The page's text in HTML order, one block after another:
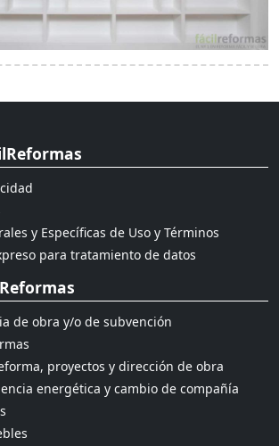
y Específicas de Uso y Términos
para tratamiento de datos
de obra y/o de subvención
proyectos y dirección de obra
energética y cambio de compañía